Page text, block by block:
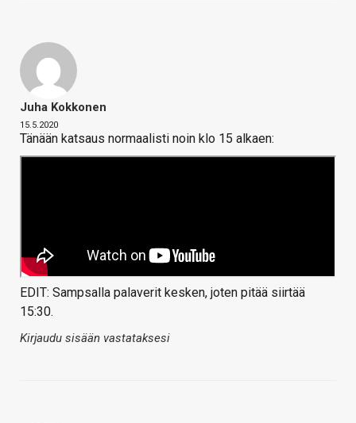
Juha Kokkonen
15.5.2020
Tänään katsaus normaalisti noin klo 15 alkaen:
EDIT: Sampsalla palaverit kesken, joten pitää siirtää
15:30.
Kirjaudu sisään vastataksesi